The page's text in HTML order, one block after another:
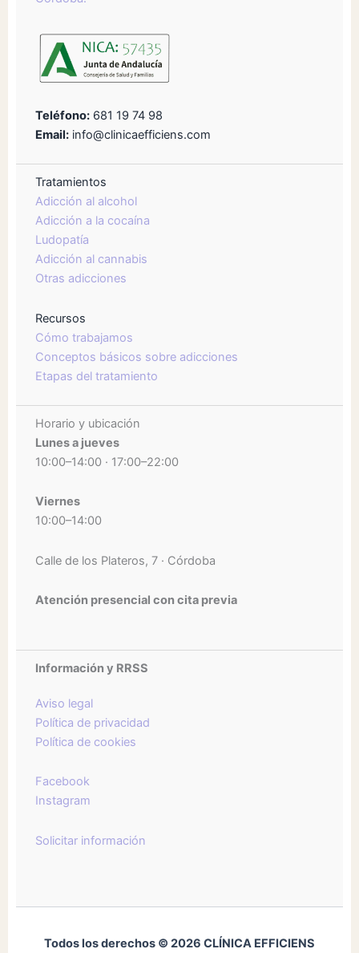
Teléfono: 681 19 74 98
Email: info@clinicaefficiens.com
Tratamientos
Adicción al alcohol
Adicción a la cocaína
Ludopatía
Adicción al cannabis
Otras adicciones
Recursos
Cómo trabajamos
Conceptos básicos sobre adicciones
Etapas del tratamiento
Horario y ubicación
Lunes a jueves
10:00–14:00 · 17:00–22:00
Viernes
10:00–14:00
Calle de los Plateros, 7 · Córdoba
Atención presencial con cita previa
Información y RRSS
Aviso legal
Política de privacidad
Política de cookies
Facebook
Instagram
Solicitar información
Todos los derechos © 2026 CLÍNICA EFFICIENS